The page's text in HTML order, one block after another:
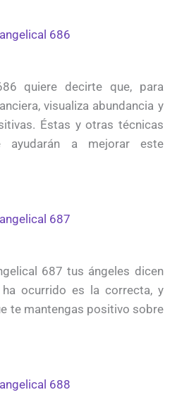
686
quiere decirte que, para
visualiza abundancia y
Éstas y otras técnicas
ayudarán a mejorar este
687
687 tus ángeles dicen
ocurrido es la correcta, y
te mantengas positivo sobre
688